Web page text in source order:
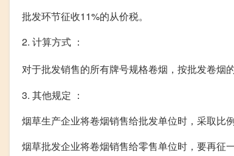
批发环节征收11%的从价税。
2. 计算方式 ：
对于批发销售的所有牌号规格卷烟，按批发卷烟
3. 其他规定 ：
烟草生产企业将卷烟销售给批发单位时，采取比
烟草批发企业将卷烟销售给零售单位时，要再征